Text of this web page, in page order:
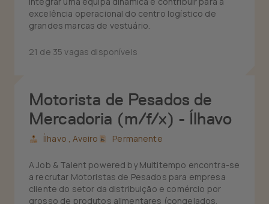
excelência operacional do centro logístico de
grandes marcas de vestuário.
21 de 35 vagas disponíveis
Motorista de Pesados de
Mercadoria (m/f/x) - Ílhavo
Ílhavo ,Aveiro Permanente
A Job & Talent powered by Multitempo encontra-se
a recrutar Motoristas de Pesados para empresa
cliente do setor da distribuição e comércio por
grosso de produtos alimentares (congelados,